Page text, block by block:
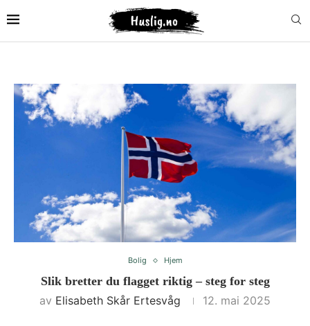
Bolig Hjem
Slik bretter du flagget riktig – steg for steg
av Elisabeth Skår Ertesvåg 12. mai 2025